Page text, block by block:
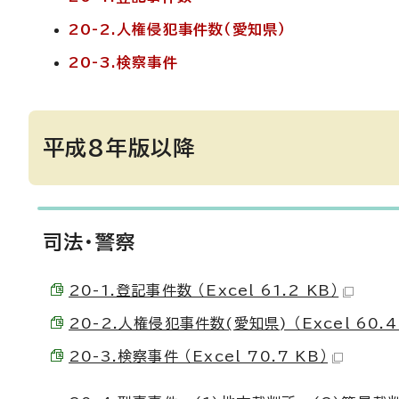
20-2.人権侵犯事件数（愛知県）
20-3.検察事件
平成8年版以降
司法・警察
20-1.登記事件数 （Excel 61.2 KB）
20-2.人権侵犯事件数(愛知県) （Excel 60.4
20-3.検察事件 （Excel 70.7 KB）